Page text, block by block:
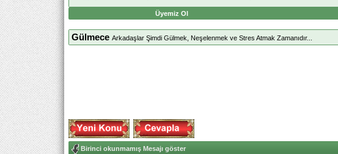
Üyemiz Ol
Gülmece Arkadaşlar Şimdi Gülmek, Neşelenmek ve Stres Atmak Zamanıdır...
Birinci okunmamış Mesajı göster